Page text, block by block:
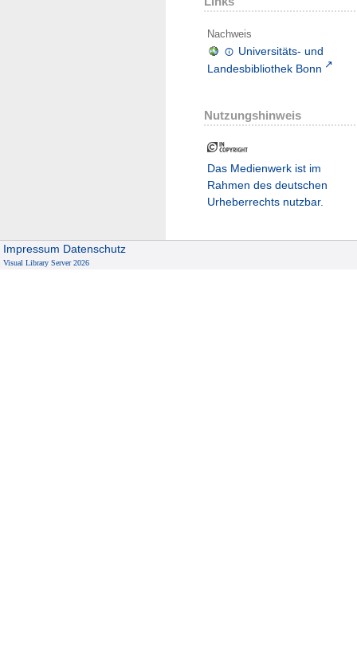
Nachweis
Universitäts- und
Landesbibliothek Bonn
Nutzungshinweis
Das Medienwerk ist im
Rahmen des deutschen
Urheberrechts nutzbar.
Impressum Datenschutz
Visual Library Server 2026